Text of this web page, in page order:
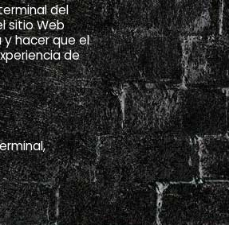
del
sitio Web
hacer que el
de